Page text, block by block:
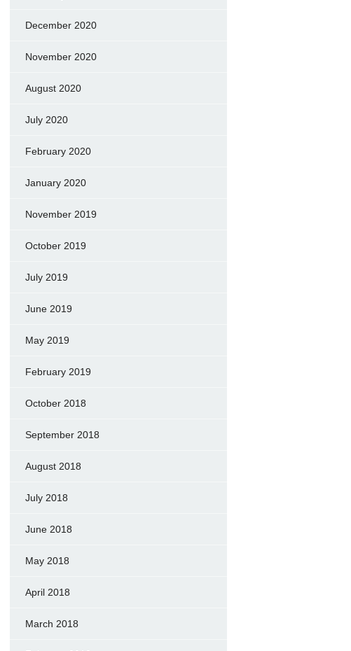
December 2020
November 2020
August 2020
July 2020
February 2020
January 2020
November 2019
October 2019
July 2019
June 2019
May 2019
February 2019
October 2018
September 2018
August 2018
July 2018
June 2018
May 2018
April 2018
March 2018